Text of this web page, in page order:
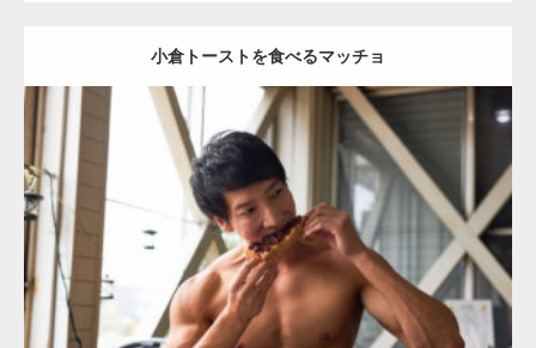
小倉トーストを食べるマッチョ
Update:2023.02.11
Category: 喫茶店のマッチョ(名古屋) その他 AKIHITO(細マッチョ)
肩
名古屋 (愛知)
ダウンロード